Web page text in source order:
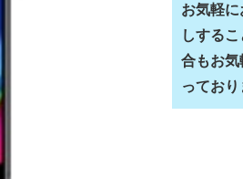
お気軽
しする
合もお
っており